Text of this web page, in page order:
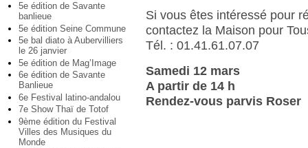
5e édition de Savante
banlieue
5e édition Seine Commune
5e bal diato à Aubervilliers
le 26 janvier
5e édition de Mag’Image
6e édition de Savante
Banlieue
6e Festival latino-andalou
7e Show Thaï de Totof
9ème édition du Festival
Villes des Musiques du
Monde
Si vous êtes intéressé pour
contactez la Maison pour
Tél. : 01.41.61.07.07
Samedi 12 mars
A partir de 14 h
Rendez-vous parvis Roser